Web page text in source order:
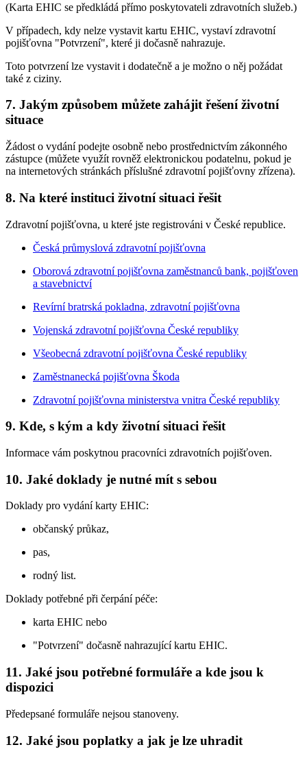
(Karta EHIC se předkládá přímo poskytovateli zdravotních služeb.)
V případech, kdy nelze vystavit kartu EHIC, vystaví zdravotní
pojišťovna "Potvrzení", které ji dočasně nahrazuje.
Toto potvrzení lze vystavit i dodatečně a je možno o něj požádat
také z ciziny.
7. Jakým způsobem můžete zahájit řešení životní
situace
Žádost o vydání podejte osobně nebo prostřednictvím zákonného
zástupce (můžete využít rovněž elektronickou podatelnu, pokud je
na internetových stránkách příslušné zdravotní pojišťovny zřízena).
8. Na které instituci životní situaci řešit
Zdravotní pojišťovna, u které jste registrováni v České republice.
Česká průmyslová zdravotní pojišťovna
Oborová zdravotní pojišťovna zaměstnanců bank, pojišťoven
a stavebnictví
Revírní bratrská pokladna, zdravotní pojišťovna
Vojenská zdravotní pojišťovna České republiky
Všeobecná zdravotní pojišťovna České republiky
Zaměstnanecká pojišťovna Škoda
Zdravotní pojišťovna ministerstva vnitra České republiky
9. Kde, s kým a kdy životní situaci řešit
Informace vám poskytnou pracovníci zdravotních pojišťoven.
10. Jaké doklady je nutné mít s sebou
Doklady pro vydání karty EHIC:
občanský průkaz,
pas,
rodný list.
Doklady potřebné při čerpání péče:
karta EHIC nebo
"Potvrzení" dočasně nahrazující kartu EHIC.
11. Jaké jsou potřebné formuláře a kde jsou k
dispozici
Předepsané formuláře nejsou stanoveny.
12. Jaké jsou poplatky a jak je lze uhradit